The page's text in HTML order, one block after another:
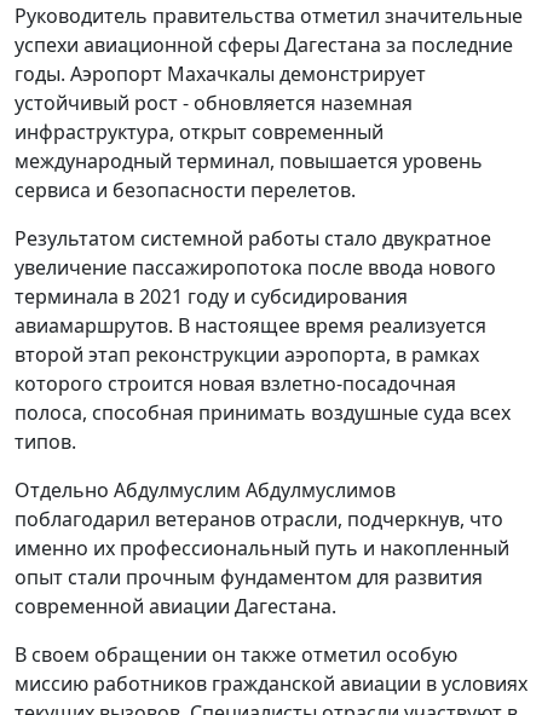
Руководитель правительства отметил значительные
успехи авиационной сферы Дагестана за последние
годы. Аэропорт Махачкалы демонстрирует
устойчивый рост - обновляется наземная
инфраструктура, открыт современный
международный терминал, повышается уровень
сервиса и безопасности перелетов.
Результатом системной работы стало двукратное
увеличение пассажиропотока после ввода нового
терминала в 2021 году и субсидирования
авиамаршрутов. В настоящее время реализуется
второй этап реконструкции аэропорта, в рамках
которого строится новая взлетно-посадочная
полоса, способная принимать воздушные суда всех
типов.
Отдельно Абдулмуслим Абдулмуслимов
поблагодарил ветеранов отрасли, подчеркнув, что
именно их профессиональный путь и накопленный
опыт стали прочным фундаментом для развития
современной авиации Дагестана.
В своем обращении он также отметил особую
миссию работников гражданской авиации в условиях